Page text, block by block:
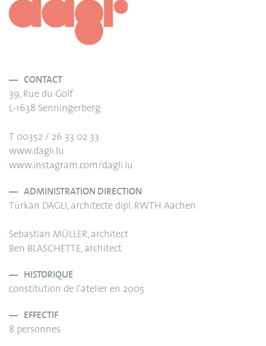
CONTACT
39, Rue du Golf
L-1638 Senningerberg
T 00352 / 26 33 02 33
www.dagli.lu
www.instagram.com/dagli.lu
ADMINISTRATION DIRECTION
Türkan DAGLI, architecte dipl. RWTH Aachen
Sebastian MÜLLER, architect
Ben BLASCHETTE, architect
HISTORIQUE
constitution de l‘atelier en 2005
EFFECTIF
8 personnes